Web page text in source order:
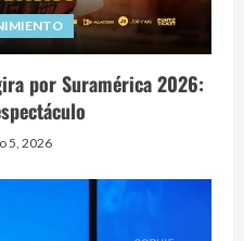
por Suramérica 2026:
5, 2026